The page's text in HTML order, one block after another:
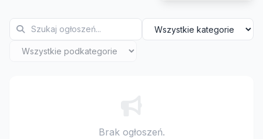
Brak ogłoszeń.